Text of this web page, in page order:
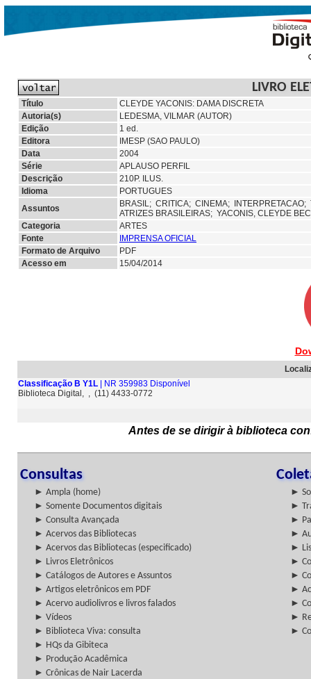
LIVRO
Título
CLEYDE YACONIS: DAMA DISCRETA
Autoria(s)
LEDESMA, VILMAR (AUTOR)
Edição
1 ed.
Editora
IMESP (SAO PAULO)
Data
2004
Série
APLAUSO PERFIL
Descrição
210P. ILUS.
Idioma
PORTUGUES
Assuntos
BRASIL; CRITICA; CINEMA; INTERPRETACAO;
ATRIZES BRASILEIRAS; YACONIS, CLEYDE
Categoria
ARTES
Fonte
IMPRENSA OFICIAL
Formato de Arquivo
PDF
Acesso em
15/04/2014
Classificação B Y1L | NR 359983 Disponível
Biblioteca Digital, , (11) 4433-0772
Antes de se dirigir à biblioteca
Consultas
► Ampla (home)
►
► Somente Documentos digitais
►
► Consulta Avançada
►
► Acervos das Bibliotecas
►
► Acervos das Bibliotecas (especificado)
►
► Livros Eletrônicos
►
► Catálogos de Autores e Assuntos
►
► Artigos eletrônicos em PDF
►
► Acervo audiolivros e livros falados
►
► Vídeos
►
► Biblioteca Viva: consulta
►
► HQs da Gibiteca
► Produção Acadêmica
► Crônicas de Nair Lacerda